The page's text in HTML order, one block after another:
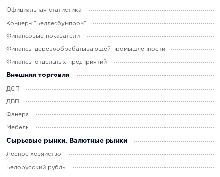
Официальная статистика
Концерн "Беллесбумпром"
Финансовые показатели
Финансы деревообрабатывающей промышленности
Финансы отдельных предприятий
Внешняя торговля
ДСП
ДВП
Фанера
Мебель
Сырьевые рынки. Валютные рынки
Лесное хозяйство
Белорусский рубль